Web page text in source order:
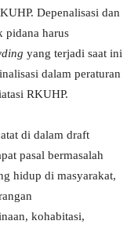
Depenalisasi dan
pidana harus
yang terjadi saat ini
dalam peraturan
RKUHP.
di dalam draft
pasal bermasalah
hidup di masyarakat,
kohabitasi,